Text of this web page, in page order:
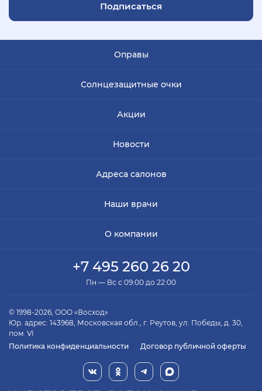
Подписаться
Оправы
Солнцезащитные очки
Акции
Новости
Адреса салонов
Наши врачи
О компании
+7 495 260 26 20
Пн — Вс с 09:00 до 22:00
© 1998-2026, ООО «Восход»
Юр. адрес: 143968, Московская обл., г. Реутов, ул. Победы, д. 30,
пом. VI
Политика конфиденциальности
Договор публичной оферты